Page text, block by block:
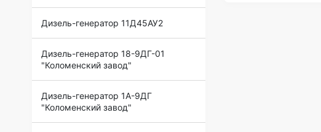
Дизель-генератор 11Д45АУ2
Дизель-генератор 18-9ДГ-01
"Коломенский завод"
Дизель-генератор 1А-9ДГ
"Коломенский завод"